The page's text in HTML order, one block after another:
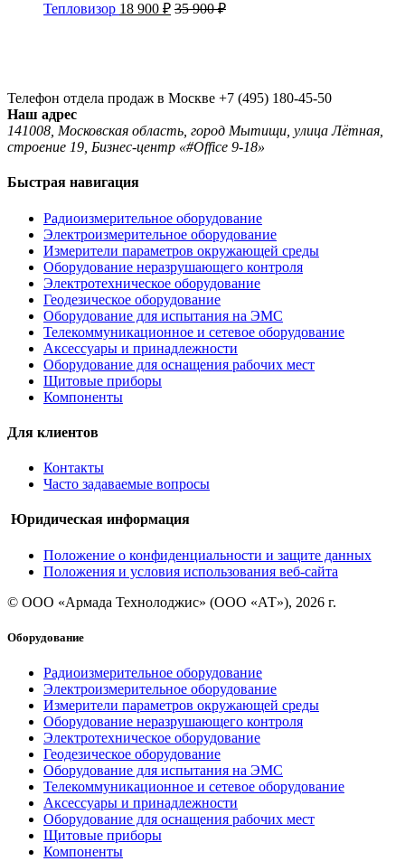
Тепловизор 18 900 ₽ 35 900₽
Телефон отдела продаж в Москве +7 (495) 180-45-50
Наш адрес
141008, Московская область, город Мытищи, улица Лётная,
строение 19, Бизнес-центр «#Office 9-18»
Быстрая навигация
Радиоизмерительное оборудование
Электроизмерительное оборудование
Измерители параметров окружающей среды
Оборудование неразрушающего контроля
Электротехническое оборудование
Геодезическое оборудование
Оборудование для испытания на ЭМС
Телекоммуникационное и сетевое оборудование
Аксессуары и принадлежности
Оборудование для оснащения рабочих мест
Щитовые приборы
Компоненты
Для клиентов
Контакты
Часто задаваемые вопросы
Юридическая информация
Положение о конфиденциальности и защите данных
Положения и условия использования веб-сайта
© ООО «Армада Технолоджис» (ООО «АТ»), 2026 г.
Оборудование
Радиоизмерительное оборудование
Электроизмерительное оборудование
Измерители параметров окружающей среды
Оборудование неразрушающего контроля
Электротехническое оборудование
Геодезическое оборудование
Оборудование для испытания на ЭМС
Телекоммуникационное и сетевое оборудование
Аксессуары и принадлежности
Оборудование для оснащения рабочих мест
Щитовые приборы
Компоненты